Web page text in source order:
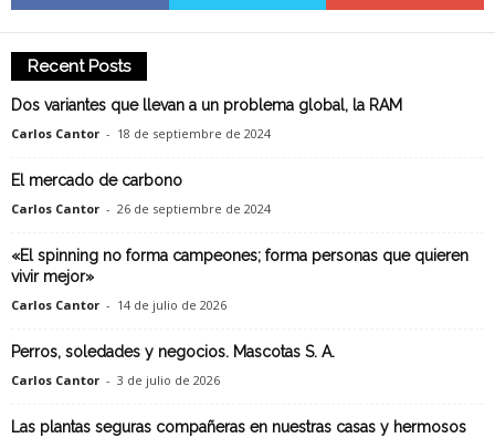
Recent Posts
Dos variantes que llevan a un problema global, la RAM
Carlos Cantor - 18 de septiembre de 2024
El mercado de carbono
Carlos Cantor - 26 de septiembre de 2024
«El spinning no forma campeones; forma personas que quieren
vivir mejor»
Carlos Cantor - 14 de julio de 2026
Perros, soledades y negocios. Mascotas S. A.
Carlos Cantor - 3 de julio de 2026
Las plantas seguras compañeras en nuestras casas y hermosos